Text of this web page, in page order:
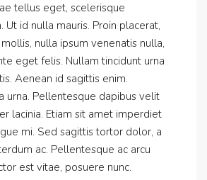
tellus eget, scelerisque
Ut id nulla mauris. Proin placerat,
nulla ipsum venenatis nulla,
eget felis. Nullam tincidunt urna
Aenean id sagittis enim.
urna. Pellentesque dapibus velit
lacinia. Etiam sit amet imperdiet
mi. Sed sagittis tortor dolor, a
ac. Pellentesque ac arcu
est vitae, posuere nunc.